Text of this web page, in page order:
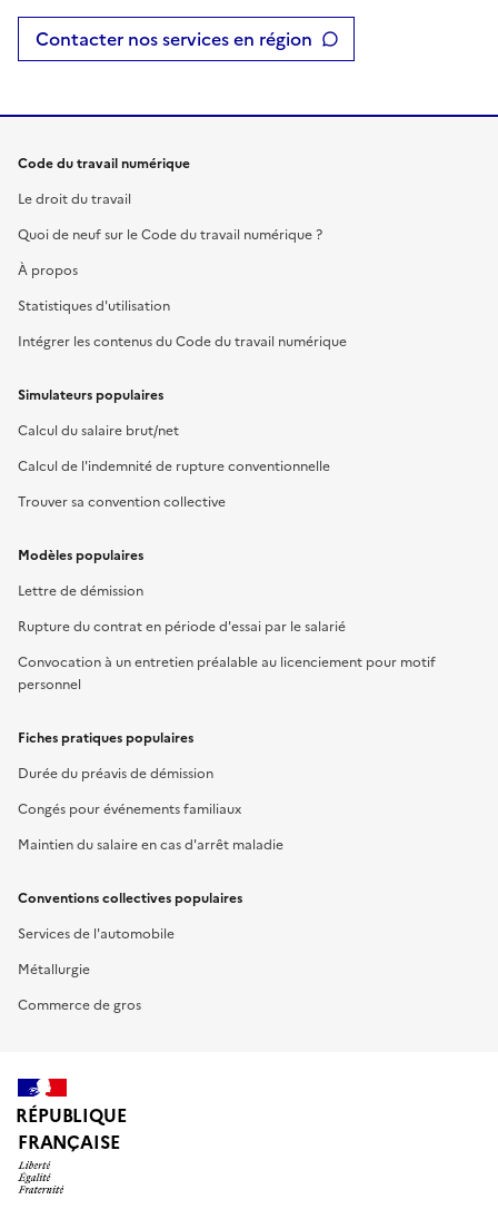
Contacter nos services en région
Code du travail numérique
Le droit du travail
Quoi de neuf sur le Code du travail numérique ?
À propos
Statistiques d'utilisation
Intégrer les contenus du Code du travail numérique
Simulateurs populaires
Calcul du salaire brut/net
Calcul de l'indemnité de rupture conventionnelle
Trouver sa convention collective
Modèles populaires
Lettre de démission
Rupture du contrat en période d'essai par le salarié
Convocation à un entretien préalable au licenciement pour motif
personnel
Fiches pratiques populaires
Durée du préavis de démission
Congés pour événements familiaux
Maintien du salaire en cas d'arrêt maladie
Conventions collectives populaires
Services de l'automobile
Métallurgie
Commerce de gros
RÉPUBLIQUE
FRANÇAISE